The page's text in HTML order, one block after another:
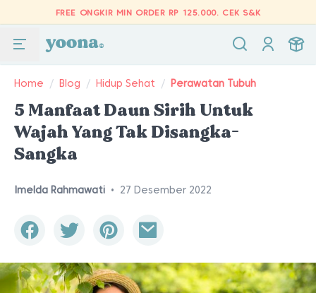
FREE ONGKIR MIN ORDER RP 125.000. CEK S&K
Home / Blog / Hidup Sehat / Perawatan Tubuh
5 Manfaat Daun Sirih Untuk
Wajah Yang Tak Disangka-
Sangka
Imelda Rahmawati • 27 Desember 2022